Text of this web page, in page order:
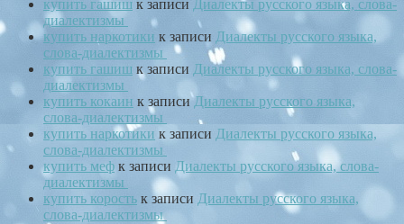
купить гашиш к записи Диалекты русского языка, слова-
диалектизмы
купить наркотики к записи Диалекты русского языка,
слова-диалектизмы
купить гашиш к записи Диалекты русского языка, слова-
диалектизмы
купить кокаин к записиДиалекты русского языка,
слова-диалектизмы
купить наркотики к записи Диалекты русского языка,
слова-диалектизмы
купить меф к записи Диалекты русского языка, слова-
диалектизмы
купить корость к записи Диалекты русского языка,
слова-диалектизмы